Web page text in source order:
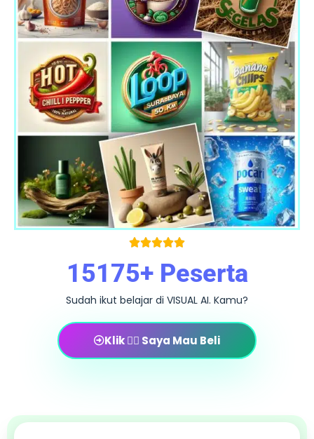
15175+ Peserta
Sudah ikut belajar di VISUAL AI. Kamu?
Klik 👉🏻 Saya Mau Beli